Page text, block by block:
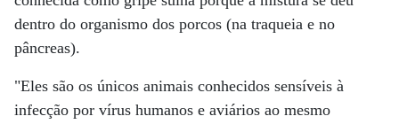
dentro do organismo dos porcos (na traqueia e no
pâncreas).
"Eles são os únicos animais conhecidos sensíveis à
infecção por vírus humanos e aviários ao mesmo